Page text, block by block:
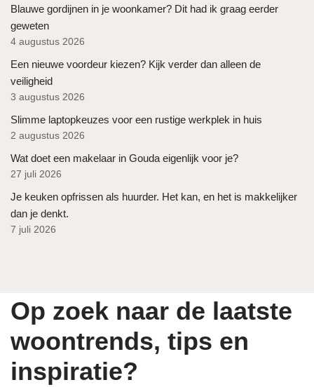
Blauwe gordijnen in je woonkamer? Dit had ik graag eerder
geweten
4 augustus 2026
Een nieuwe voordeur kiezen? Kijk verder dan alleen de
veiligheid
3 augustus 2026
Slimme laptopkeuzes voor een rustige werkplek in huis
2 augustus 2026
Wat doet een makelaar in Gouda eigenlijk voor je?
27 juli 2026
Je keuken opfrissen als huurder. Het kan, en het is makkelijker
dan je denkt.
7 juli 2026
Op zoek naar de laatste
woontrends, tips en
inspiratie?